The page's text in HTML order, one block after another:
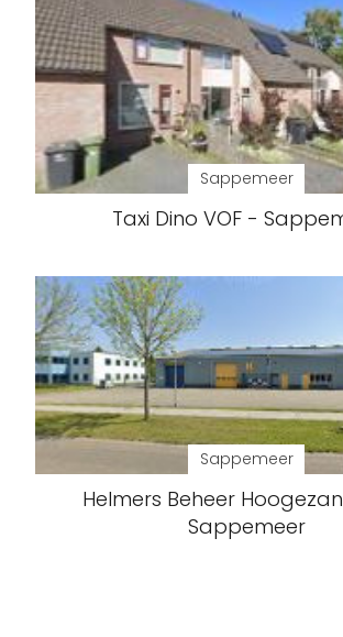
Sappemeer
Taxi Dino VOF -
Sappemeer
Helmers Beheer
Sappemeer